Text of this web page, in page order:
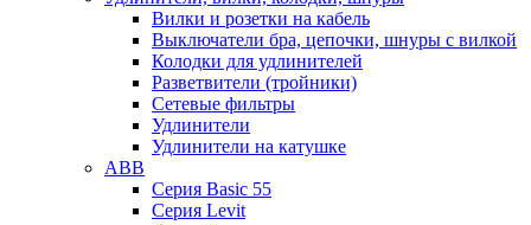
Вилки и розетки на кабель
Выключатели бра, цепочки, шнуры с вилкой
Колодки для удлинителей
Разветвители (тройники)
Сетевые фильтры
Удлинители
Удлинители на катушке
ABB
Серия Basic 55
Серия Levit